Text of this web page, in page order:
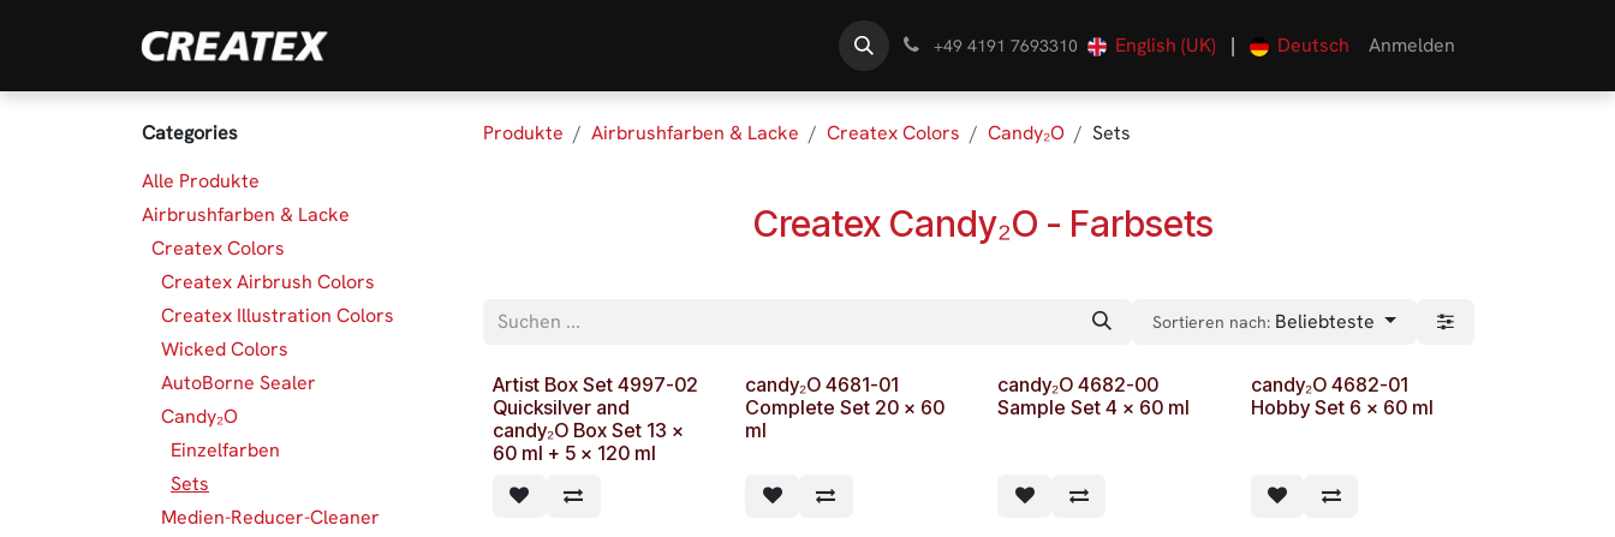
+49 4191 7693310 English (UK) | Deutsch Anmelden
Categories
Alle Produkte
Airbrushfarben & Lacke
Createx Colors
Createx Airbrush Colors
Createx Illustration Colors
Wicked Colors
AutoBorne Sealer
Candy₂O
Einzelfarben
Sets
Medien-Reducer-Cleaner
Produkte Airbrushfarben & Lacke Createx Colors Candy₂O Sets
Createx Candy₂O - Farbsets
Sortieren nach: Beliebteste
Artist Box Set 4997-02
Quicksilver and
candy₂O Box Set 13 x
60 ml + 5 x 120 ml
candy₂O 4681-01
Complete Set 20 x 60
ml
candy₂O 4682-00
Sample Set 4 x 60 ml
candy₂O 4682-01
Hobby Set 6 x 60 ml